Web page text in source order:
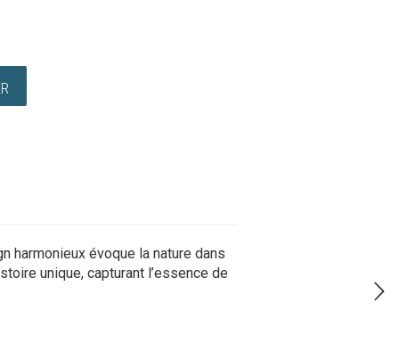
harmonieux évoque la nature dans
unique, capturant l’essence de